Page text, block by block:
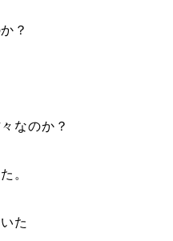
？
なのか？
。
た